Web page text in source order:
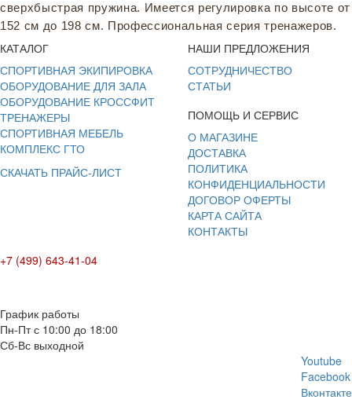
сверхбыстрая пружина. Имеется регулировка по высоте от
152 см до 198 см. Профессиональная серия тренажеров.
КАТАЛОГ
СПОРТИВНАЯ ЭКИПИРОВКА
ОБОРУДОВАНИЕ ДЛЯ ЗАЛА
ОБОРУДОВАНИЕ КРОССФИТ
ТРЕНАЖЕРЫ
СПОРТИВНАЯ МЕБЕЛЬ
КОМПЛЕКС ГТО
СКАЧАТЬ ПРАЙС-ЛИСТ
НАШИ ПРЕДЛОЖЕНИЯ
СОТРУДНИЧЕСТВО
СТАТЬИ
ПОМОЩЬ И СЕРВИС
О МАГАЗИНЕ
ДОСТАВКА
ПОЛИТИКА
КОНФИДЕНЦИАЛЬНОСТИ
ДОГОВОР ОФЕРТЫ
КАРТА САЙТА
КОНТАКТЫ
+7 (499) 643-41-04
График работы
Пн-Пт с 10:00 до 18:00
Сб-Вс выходной
Youtube
Facebook
Вконтакте